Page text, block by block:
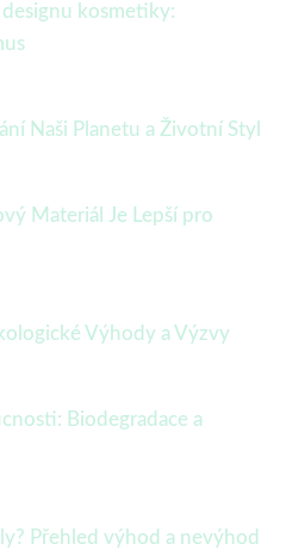
kosmetiky:
Naši Planetu a Životní Styl
Materiál Je Lepší pro
Výhody a Výzvy
Biodegradace a
Přehled výhod a nevýhod